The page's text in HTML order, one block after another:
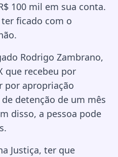
100 mil em sua conta.
ficado com o
Rodrigo Zambrano,
que recebeu por
por apropriação
detenção de um mês
disso, a pessoa pode
Justiça, ter que